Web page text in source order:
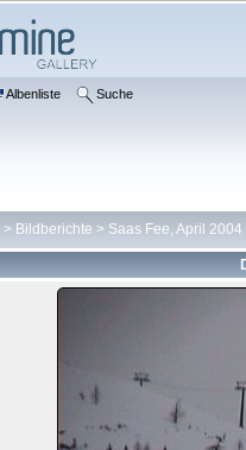
Albenliste Suche
> Bildberichte > Saas Fee, April 2004